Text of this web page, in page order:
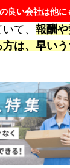
良い会社は他に
て、 報酬や
方は、早いう